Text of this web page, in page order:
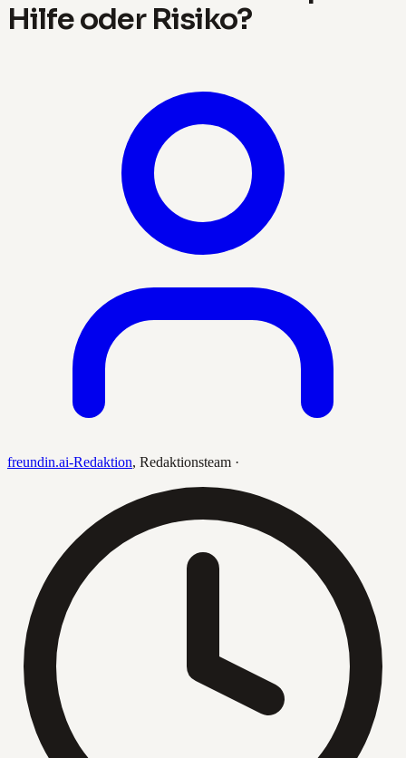
Hilfe oder Risiko?
freundin.ai-Redaktion, Redaktionsteam ·